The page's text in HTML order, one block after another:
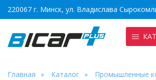
220067 г. Минск, ул. Владислава
Главная Каталог Промышленные